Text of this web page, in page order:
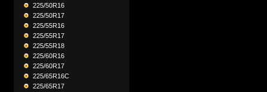
225/50R16
225/50R17
225/55R16
225/55R17
225/55R18
225/60R16
225/60R17
225/65R16C
225/65R17